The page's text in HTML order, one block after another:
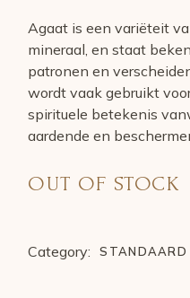
Agaat is een variëteit
mineraal, en staat
patronen en
wordt vaak gebruikt
spirituele betekenis
aardende en
OUT OF STOCK
Category: STANDAARD